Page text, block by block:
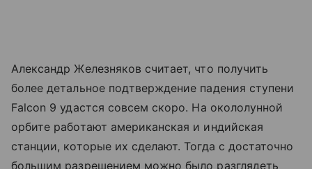
Александр Железняков считает, что получить
более детальное подтверждение падения ступени
Falcon 9 удастся совсем скоро. На окололунной
орбите работают американская и индийская
станции, которые их сделают. Тогда с достаточно
большим разрешением можно было разглядеть